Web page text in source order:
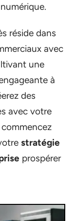
réside dans
avec
une
à
des
avec votre
commencez
stratégie
prospérer